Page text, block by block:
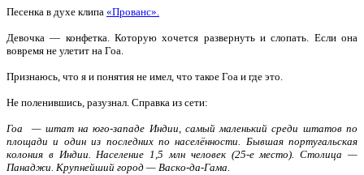
Песенка в духе клипа «Прованс».
Девочка — конфетка. Которую хочется развернуть и слопать. Если она
вовремя не улетит на Гоа.
Признаюсь, что я и понятия не имел, что такое Гоа и где это.
Не поленившись, разузнал. Справка из сети:
Гоа — штат на юго-западе Индии, самый маленький среди штатов по
площади и один из последних по населённости. Бывшая португальская
колония в Индии. Население 1,5 млн человек (25-е место). Столица —
Панаджи. Крупнейший город — Васко-да-Гама.